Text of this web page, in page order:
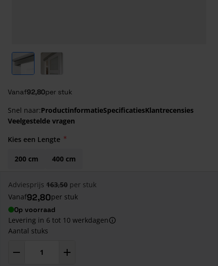
View larger image
Vanaf92,80per stuk
Snel naar:ProductinformatieSpecificatiesKlantrecensies
Veelgestelde vragen
Kies een Lengte
200 cm 400 cm
Adviesprijs 163,50 per stuk
Vanaf92,80per stuk
Op voorraad
Levering in 6 tot 10 werkdagen
Aantal stuks